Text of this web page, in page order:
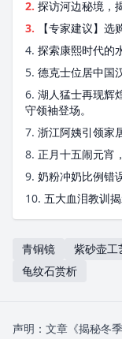
2. 探访河边秘境，
3.
【专家建议】
4. 探索康熙时代的
5. 德克士位居中国
6. 湖人猛士再现辉
守领袖登场。
7. 浙江阿姨引领家
8. 正月十五闹元宵
9. 奶粉冲奶比例错
10. 五大血泪教训
青铜镜 紫砂壶工
龟纹石赏析
声明：文章《揭秘冬